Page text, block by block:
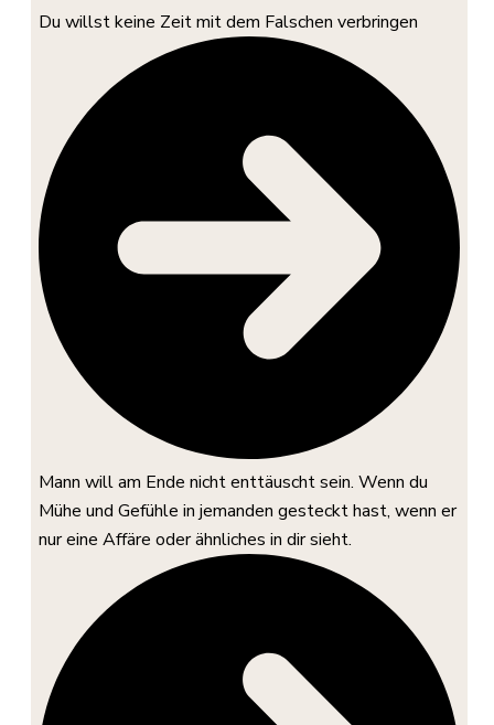
Du willst keine Zeit mit dem Falschen verbringen
Mann will am Ende nicht enttäuscht sein. Wenn du
Mühe und Gefühle in jemanden gesteckt hast, wenn er
nur eine Affäre oder ähnliches in dir sieht.